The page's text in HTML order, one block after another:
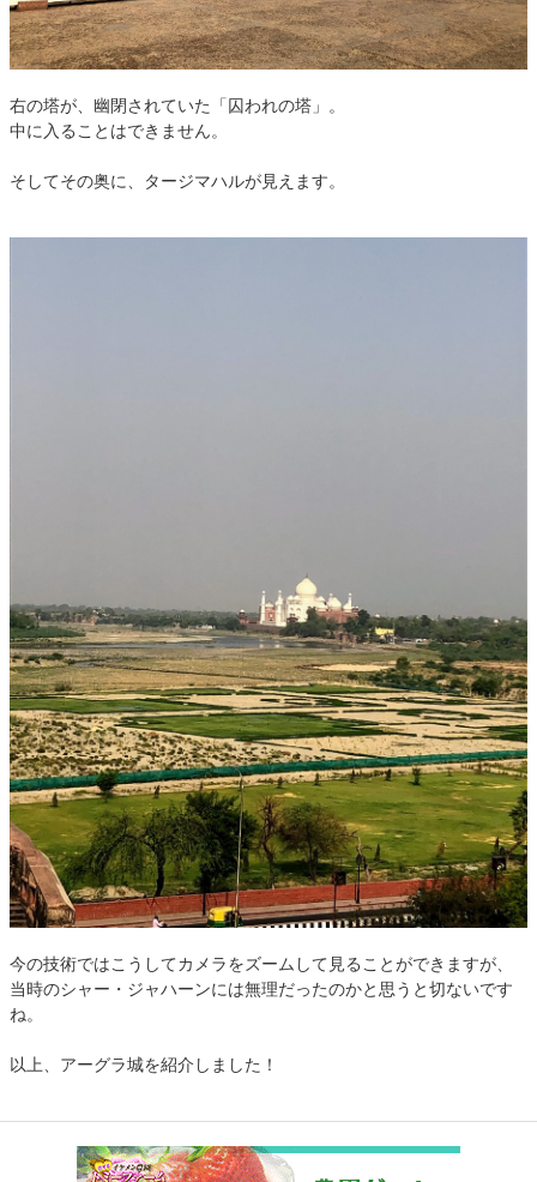
右の塔が、幽閉されていた「囚われの塔」。
中に入ることはできません。
そしてその奥に、タージマハルが見えます。
今の技術ではこうしてカメラをズームして見ることができますが、
当時のシャー・ジャハーンには無理だったのかと思うと切ないです
ね。
以上、アーグラ城を紹介しました！